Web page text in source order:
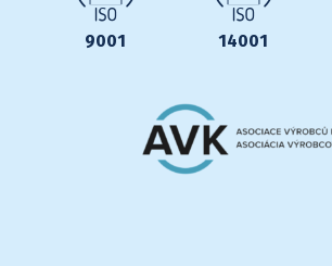
9001 14001